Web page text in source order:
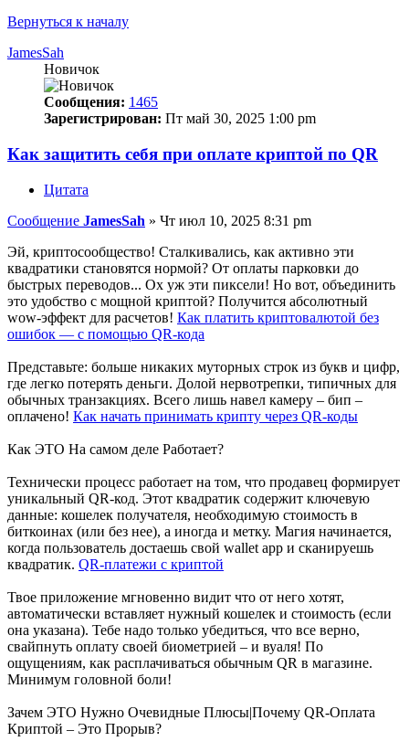
Вернуться к началу
JamesSah
Новичок
Сообщения: 1465
Зарегистрирован: Пт май 30, 2025 1:00 pm
Как защитить себя при оплате криптой по QR
Цитата
Сообщение JamesSah » Чт июл 10, 2025 8:31 pm
Эй, криптосообщество! Сталкивались, как активно эти
квадратики становятся нормой? От оплаты парковки до
быстрых переводов... Ох уж эти пиксели! Но вот, объединить
это удобство с мощной криптой? Получится абсолютный
wow-эффект для расчетов! Как платить криптовалютой без
ошибок — с помощью QR-кода
Представьте: больше никаких муторных строк из букв и цифр,
где легко потерять деньги. Долой нервотрепки, типичных для
обычных транзакциях. Всего лишь навел камеру – бип –
оплачено! Как начать принимать крипту через QR-коды
Как ЭТО На самом деле Работает?
Технически процесс работает на том, что продавец формирует
уникальный QR-код. Этот квадратик содержит ключевую
данные: кошелек получателя, необходимую стоимость в
биткоинах (или без нее), а иногда и метку. Магия начинается,
когда пользователь достаешь свой wallet app и сканируешь
квадратик. QR-платежи с криптой
Твое приложение мгновенно видит что от него хотят,
автоматически вставляет нужный кошелек и стоимость (если
она указана). Тебе надо только убедиться, что все верно,
свайпнуть оплату своей биометрией – и вуаля! По
ощущениям, как расплачиваться обычным QR в магазине.
Минимум головной боли!
Зачем ЭТО Нужно Очевидные Плюсы|Почему QR-Оплата
Криптой – Это Прорыв?